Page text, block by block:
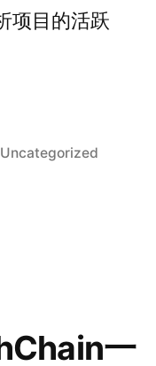
项目的活跃
Posted
Uncategorized
一